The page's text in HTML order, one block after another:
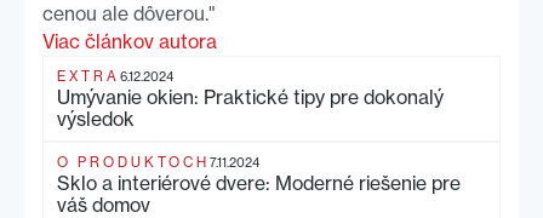
cenou ale dôverou."
Viac článkov autora
EXTRA 6.12.2024
Umývanie okien: Praktické tipy pre dokonalý
výsledok
O PRODUKTOCH 7.11.2024
Sklo a interiérové dvere: Moderné riešenie pre
váš domov